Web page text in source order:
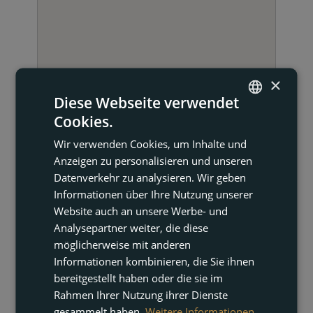
KONTAKT AUFNEHMEN
FRENCH
GERMAN
×
Diese Webseite verwendet
Cookies.
Wir verwenden Cookies, um Inhalte und
Anzeigen zu personalisieren und unseren
Datenverkehr zu analysieren. Wir geben
Informationen über Ihre Nutzung unserer
Website auch an unsere Werbe- und
Analysepartner weiter, die diese
möglicherweise mit anderen
Informationen kombinieren, die Sie ihnen
bereitgestellt haben oder die sie im
Rahmen Ihrer Nutzung ihrer Dienste